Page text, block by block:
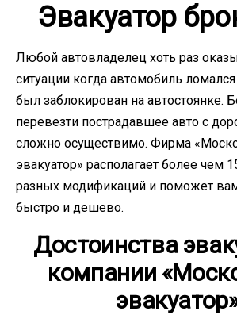
Эвакуатор
Любой автовладелец хоть раз
ситуации когда автомобиль
был заблокирован на автостоянке.
перевезти пострадавшее авто с
сложно осуществимо. Фирма
эвакуатор» располагает более чем
разных модификаций и поможет
быстро и дешево.
Достоинства
компании